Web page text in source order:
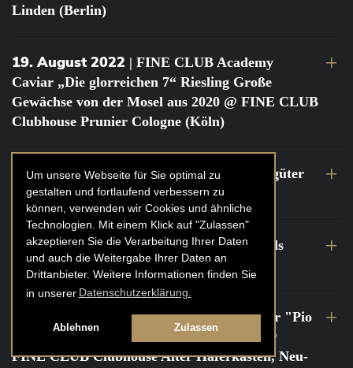
Um unsere Webseite für Sie optimal zu
gestalten und fortlaufend verbessern zu
können, verwenden wir Cookies und ähnliche
Technologien. Mit einem Klick auf "Zulassen"
akzeptieren Sie die Verarbeitung Ihrer Daten
und auch die Weitergabe Ihrer Daten an
Drittanbieter. Weitere Informationen finden Sie
in unserer Datenschutzerklärung.
Ablehnen Zulassen
Linden (Berlin)
19. August 2022 | FINE CLUB Academy
Caviar „Die glorreichen 7“ Riesling Große
Gewächse von der Mosel aus 2020 @ FINE CLUB
Clubhouse Prunier Cologne (Köln)
29. Juli 2022| Weinbergwanderung Weingüter
Geheimrat J. Wegeler
26. bis 27. Juli 2022| FINE CLUB Travels
Frankreich Champagne Kurztrip
| FINE CLUB Private Dinner "Pio
Cesare" mit Tochter Frederica Pio Boffa @
FINE CLUB Clubhouse Alter Haferkasten, Neu-